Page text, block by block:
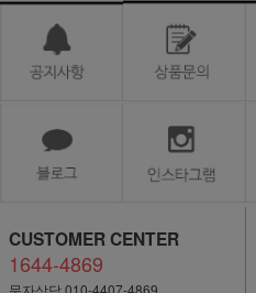
CUSTOMER CENTER
1644-4869
문자상담 010-4407-4869